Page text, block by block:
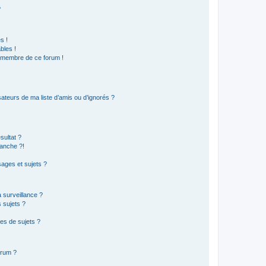
!
!
de ce forum !
de ma liste d’amis ou d’ignorés ?
?
?!
et sujets ?
surveillance ?
sujets ?
de sujets ?
?